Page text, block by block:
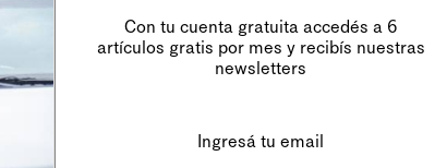
Con tu cuenta gratuita accedés a 6
artículos gratis por mes y recibís nuestras
newsletters
Ingresá tu email